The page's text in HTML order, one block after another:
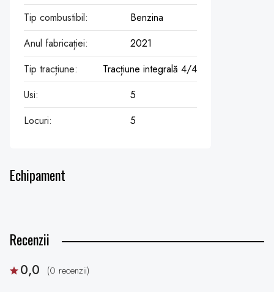
Tip combustibil:
Benzina
Anul fabricației:
2021
Tip tracțiune:
Tracțiune integrală 4/4
Usi:
5
Locuri:
5
Echipament
Recenzii
0,0 (0 recenzii)